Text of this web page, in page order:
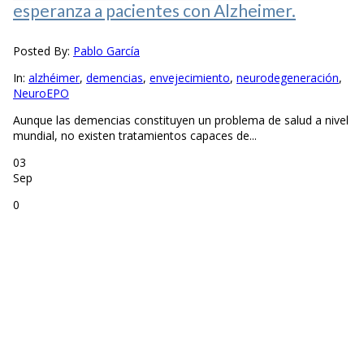
esperanza a pacientes con Alzheimer.
Posted By: Pablo García
In: alzhéimer, demencias, envejecimiento, neurodegeneración,
NeuroEPO
Aunque las demencias constituyen un problema de salud a nivel
mundial, no existen tratamientos capaces de...
03
Sep
0